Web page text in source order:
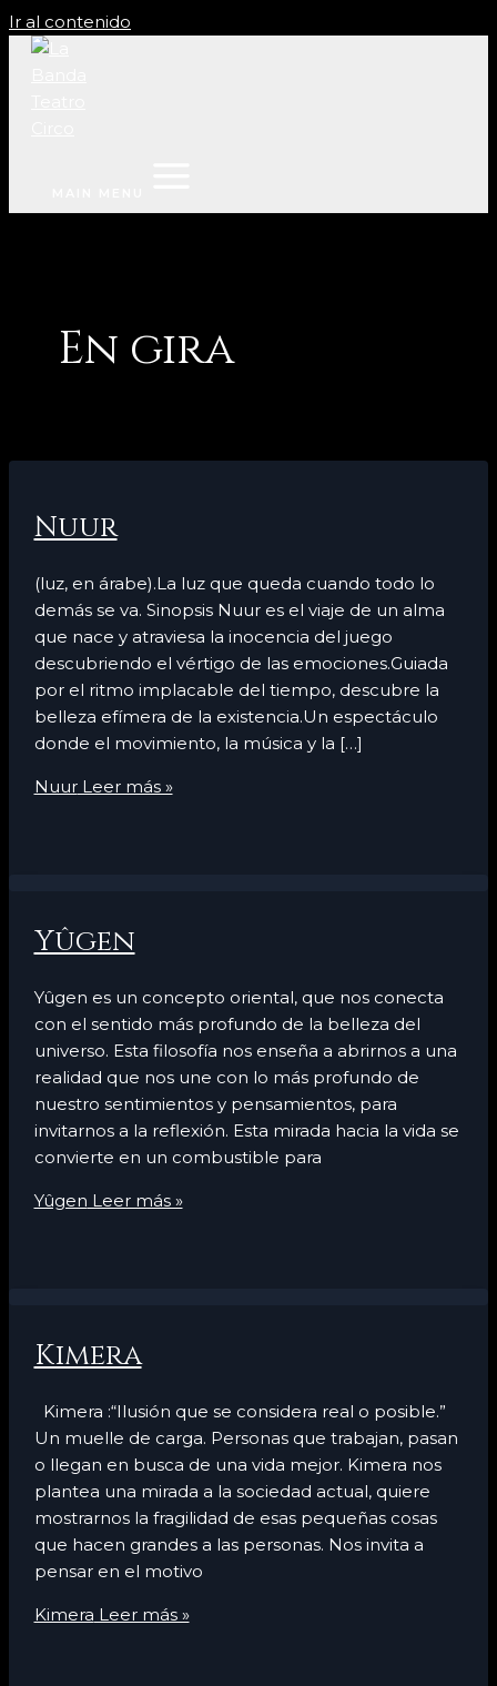
Ir al contenido
En gira
Nuur
(luz, en árabe).La luz que queda cuando todo lo
demás se va. Sinopsis Nuur es el viaje de un alma
que nace y atraviesa la inocencia del juego
descubriendo el vértigo de las emociones.Guiada
por el ritmo implacable del tiempo, descubre la
belleza efímera de la existencia.Un espectáculo
donde el movimiento, la música y la […]
NuurLeer más »
Yûgen
Yûgen es un concepto oriental, que nos conecta
con el sentido más profundo de la belleza del
universo. Esta filosofía nos enseña a abrirnos a una
realidad que nos une con lo más profundo de
nuestro sentimientos y pensamientos, para
invitarnos a la reflexión. Esta mirada hacia la vida se
convierte en un combustible para
Yûgen Leer más »
Kimera
Kimera :“Ilusión que se considera real o posible.”
Un muelle de carga. Personas que trabajan, pasan
o llegan en busca de una vida mejor. Kimera nos
plantea una mirada a la sociedad actual, quiere
mostrarnos la fragilidad de esas pequeñas cosas
que hacen grandes a las personas. Nos invita a
pensar en el motivo
Kimera Leer más »